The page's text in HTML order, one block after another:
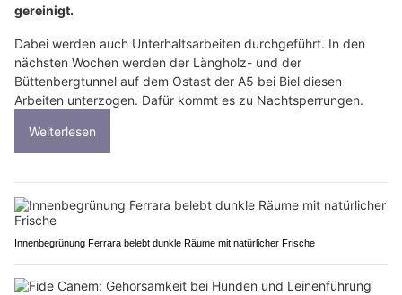
gereinigt.
Dabei werden auch Unterhaltsarbeiten durchgeführt. In den
nächsten Wochen werden der Längholz- und der
Büttenbergtunnel auf dem Ostast der A5 bei Biel diesen
Arbeiten unterzogen. Dafür kommt es zu Nachtsperrungen.
Weiterlesen
Innenbegrünung Ferrara belebt dunkle Räume mit natürlicher Frische